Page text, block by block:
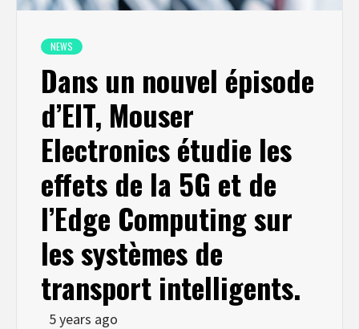
NEWS
Dans un nouvel épisode
d’EIT, Mouser
Electronics étudie les
effets de la 5G et de
l’Edge Computing sur
les systèmes de
transport intelligents.
5 years ago